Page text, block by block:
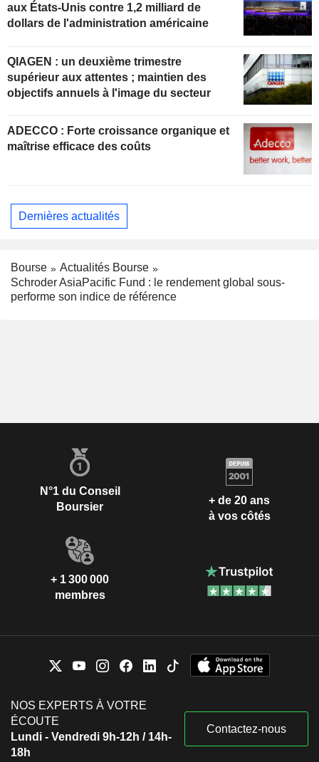
aux États-Unis contre 1,2 milliard de
dollars de l'administration américaine
QIAGEN : un deuxième trimestre
supérieur aux attentes ; maintien des
objectifs annuels à l'image du secteur
ADECCO : Forte croissance organique et
maîtrise efficace des coûts
Dernières actualités
Bourse
Actualités Bourse
Schroder AsiaPacific Fund : le rendement global sous-
performe son indice de référence
N°1 du Conseil
Boursier
+ de 20 ans
à vos côtés
+ 1 300 000
membres
NOS EXPERTS À VOTRE
ÉCOUTE
Lundi - Vendredi 9h-12h / 14h-
18h
Contactez-nous